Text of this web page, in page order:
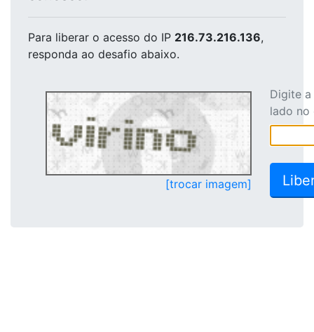
Para liberar o acesso do IP 216.73.216.136,
responda ao desafio abaixo.
[trocar imagem]
Digite
lado no